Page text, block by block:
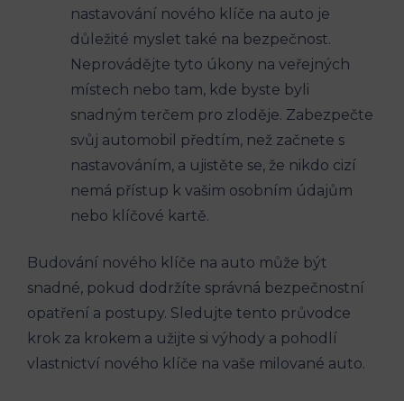
nastavování nového klíče na ​auto je
důležité‍ myslet ​také na bezpečnost.
Neprovádějte tyto úkony na veřejných
místech ​nebo​ tam, kde byste byli
snadným⁣ terčem pro zloděje. Zabezpečte
svůj automobil předtím, než začnete s
nastavováním, a ujistěte se, že nikdo cizí‌
nemá přístup k‍ vašim osobním údajům
nebo klíčové kartě.
Budování nového klíče na auto může být
snadné, pokud dodržíte správná bezpečnostní
opatření ‍a​ postupy. Sledujte tento průvodce
krok za krokem⁢ a užijte si výhody a⁣ pohodlí
vlastnictví nového klíče na vaše milované auto.